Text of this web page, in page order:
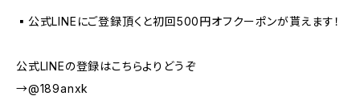
▪️公式LINEにご登録頂くと初回500円オフクーポンが貰えます！
公式LINEの登録はこちらよりどうぞ
→@189anxk